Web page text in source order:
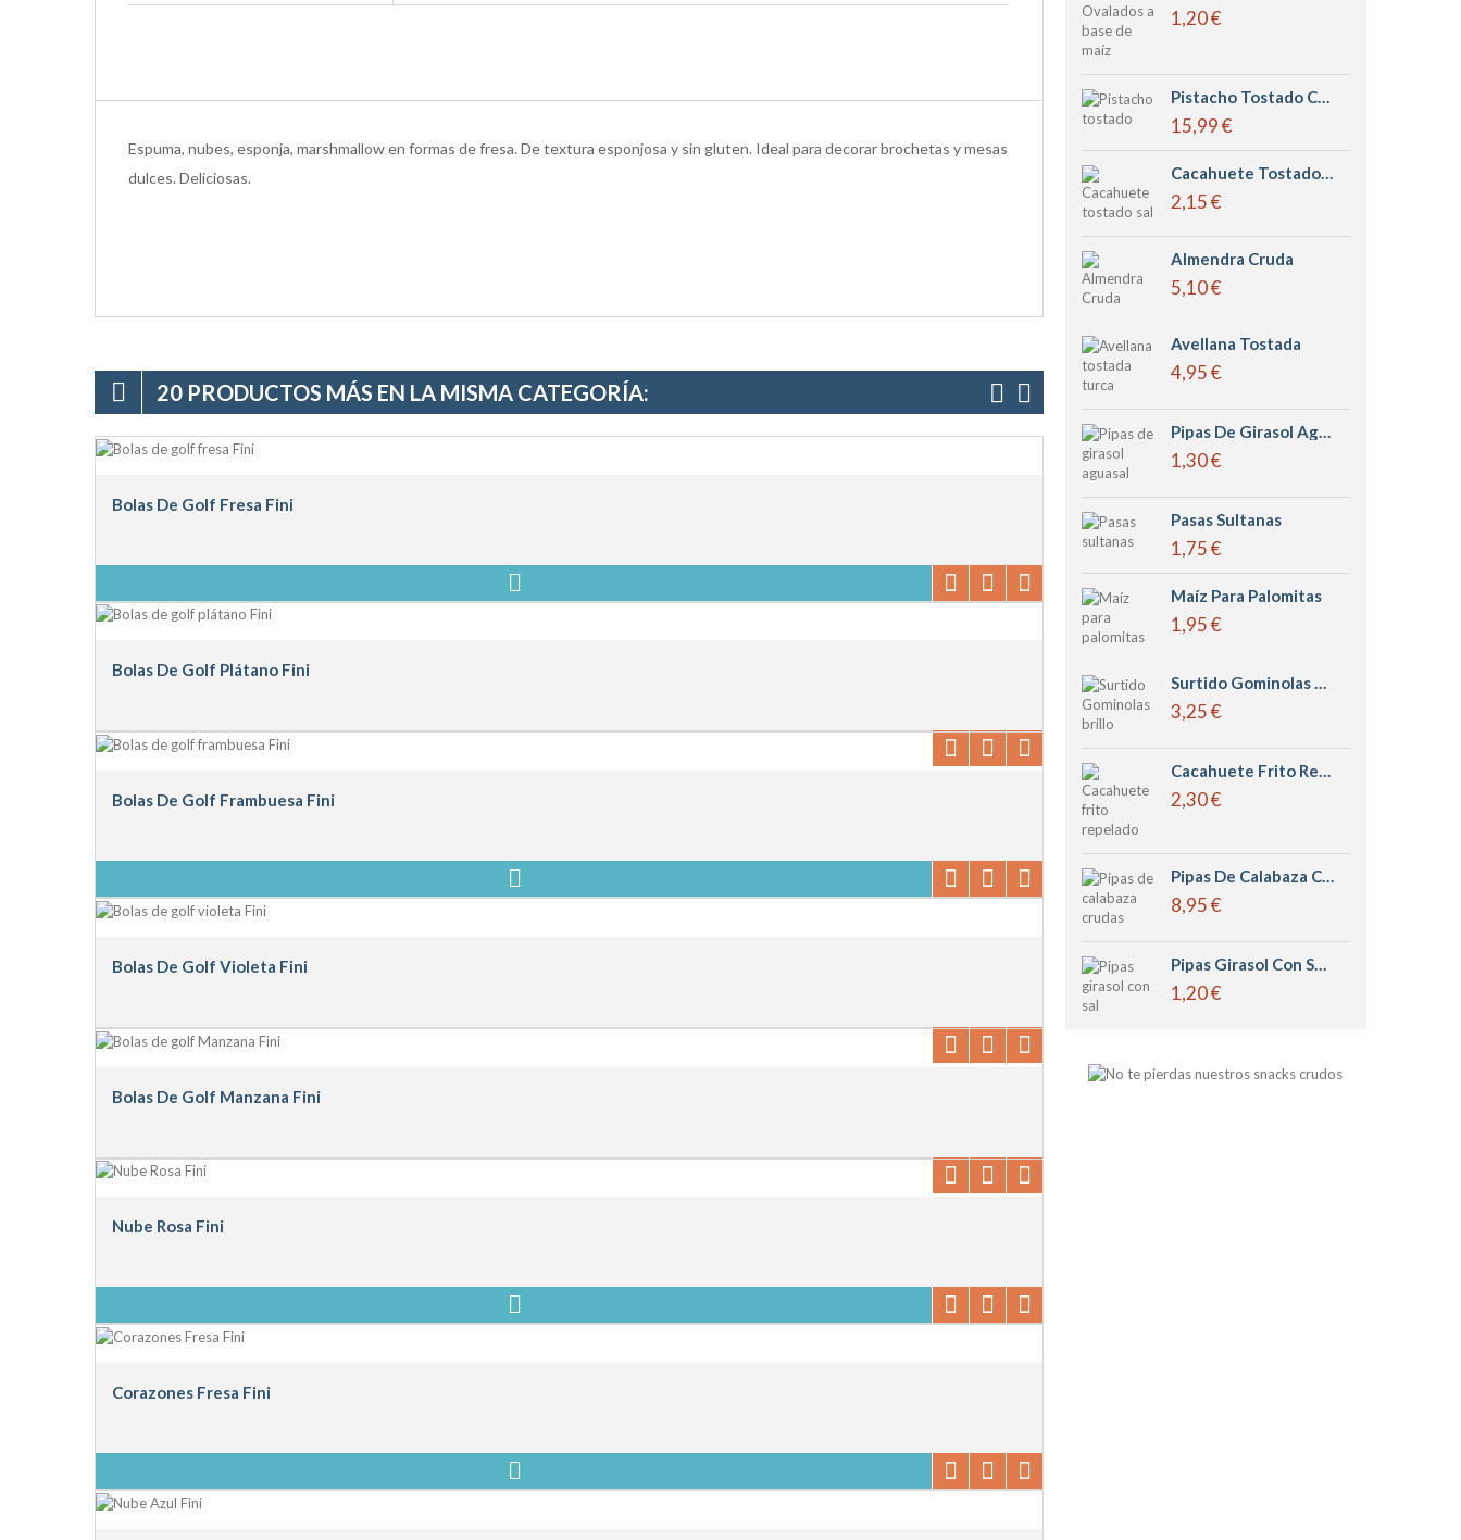
Espuma, nubes, esponja, marshmallow en formas de fresa. De textura esponjosa y sin gluten. Ideal para decorar brochetas y mesas
dulces. Deliciosas.
20 PRODUCTOS MÁS EN LA MISMA CATEGORÍA:
Bolas De Golf Fresa Fini
Bolas De Golf Plátano Fini
Bolas De Golf Frambuesa Fini
Bolas De Golf Violeta Fini
Bolas De Golf Manzana Fini
Nube Rosa Fini
Corazones Fresa Fini
1,20 €
Pistacho Tostado Con Sal
15,99 €
Cacahuete Tostado Sal
2,15 €
Almendra Cruda
5,10 €
Avellana Tostada
4,95 €
Pipas De Girasol Aguasal
1,30 €
Pasas Sultanas
1,75 €
Maíz Para Palomitas
1,95 €
Surtido Gominolas Brillo
3,25 €
Cacahuete Frito Repelado
2,30 €
Pipas De Calabaza Crudas
8,95 €
Pipas Girasol Con Sal Tostadas
1,20 €